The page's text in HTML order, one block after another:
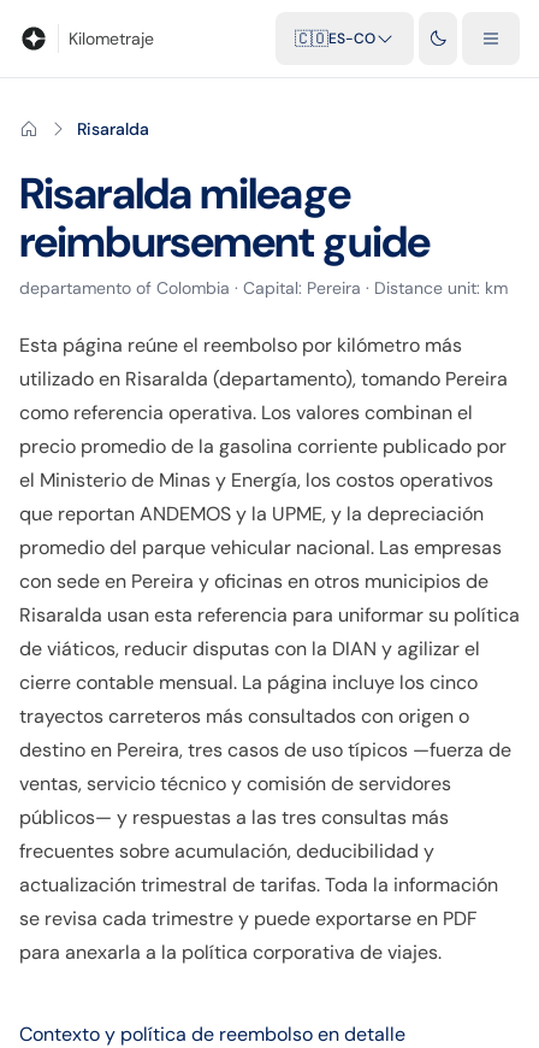
Kilometraje 🇨🇴ES-CO
Risaralda
Risaraldamileage
reimbursement guide
departamento of Colombia · Capital: Pereira · Distance unit: km
Esta página reúne el reembolso por kilómetro más
utilizado en Risaralda (departamento), tomando Pereira
como referencia operativa. Los valores combinan el
precio promedio de la gasolina corriente publicado por
el Ministerio de Minas y Energía, los costos operativos
que reportan ANDEMOS y la UPME, y la depreciación
promedio del parque vehicular nacional. Las empresas
con sede en Pereira y oficinas en otros municipios de
Risaralda usan esta referencia para uniformar su política
de viáticos, reducir disputas con la DIAN y agilizar el
cierre contable mensual. La página incluye los cinco
trayectos carreteros más consultados con origen o
destino en Pereira, tres casos de uso típicos —fuerza de
ventas, servicio técnico y comisión de servidores
públicos— y respuestas a las tres consultas más
frecuentes sobre acumulación, deducibilidad y
actualización trimestral de tarifas. Toda la información
se revisa cada trimestre y puede exportarse en PDF
para anexarla a la política corporativa de viajes.
Contexto y política de reembolso en detalle